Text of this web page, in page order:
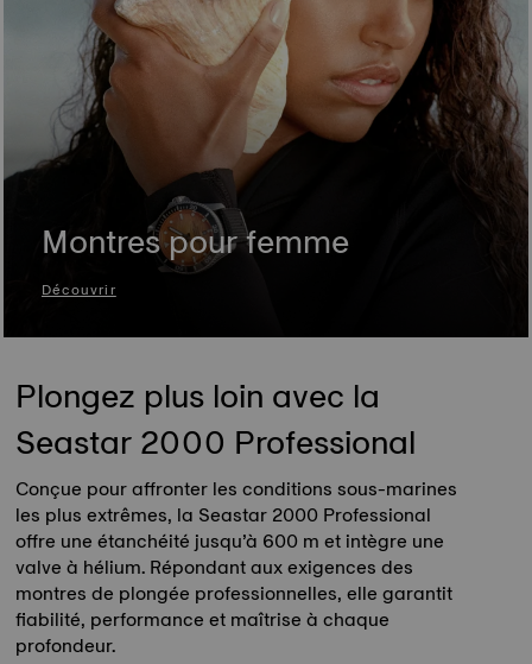
Montres pour femme
Découvrir
Plongez plus loin avec la
Seastar 2000 Professional
Conçue pour affronter les conditions sous-marines
les plus extrêmes, la Seastar 2000 Professional
offre une étanchéité jusqu’à 600 m et intègre une
valve à hélium. Répondant aux exigences des
montres de plongée professionnelles, elle garantit
fiabilité, performance et maîtrise à chaque
profondeur.